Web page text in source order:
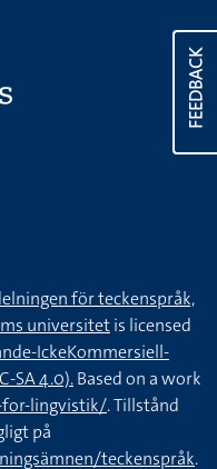
FEEDBACK
för teckenspråk,
universitetis licensed
IckeKommersiell-
SA 4.0).Based on a work
lingvistik/. Tillstånd
på
teckenspråk.